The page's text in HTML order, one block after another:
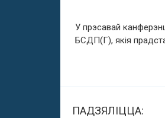
У прэсавай
БСДП(Г), якія
ПАДЗЯЛІЦЦА: